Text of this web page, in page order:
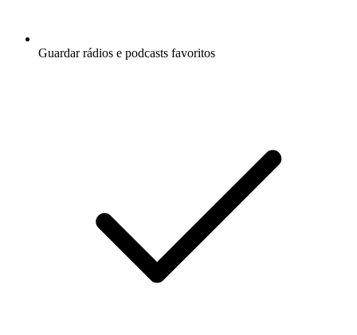
Guardar rádios e podcasts favoritos